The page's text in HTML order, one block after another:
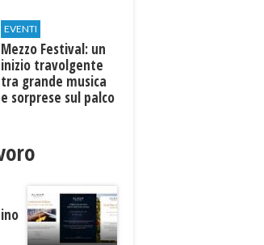
EVENTI
Mezzo Festival: un
inizio travolgente
tra grande musica
e sorprese sul palco